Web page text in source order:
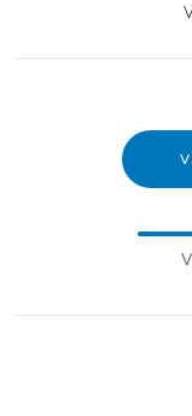
Vikten varierar
tillverkningsprocess.
förhandsversioner av
mjukvara
genom att använda
med hjälp av